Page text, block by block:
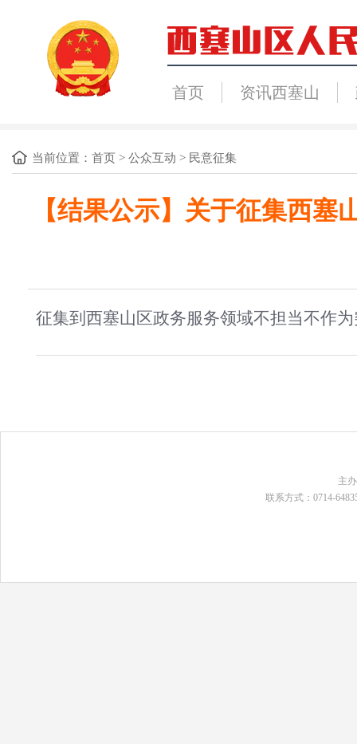
首页 资讯西塞山
当前位置： 首页 > 公众互动 > 民意征集
【结果公示】关于征集西
征集到西塞山区政务服务领域不担当不作
主
联系方式：0714-